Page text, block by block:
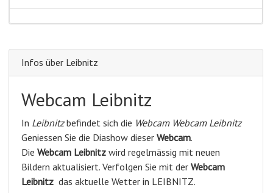
Infos über Leibnitz
Webcam Leibnitz
In Leibnitzbefindet sich die Webcam Webcam Leibnitz
Geniessen Sie die Diashow dieser Webcam.
Die Webcam Leibnitz wird regelmässig mit neuen
Bildern aktualisiert. Verfolgen Sie mit der Webcam
Leibnitz das aktuelle Wetter in LEIBNITZ.